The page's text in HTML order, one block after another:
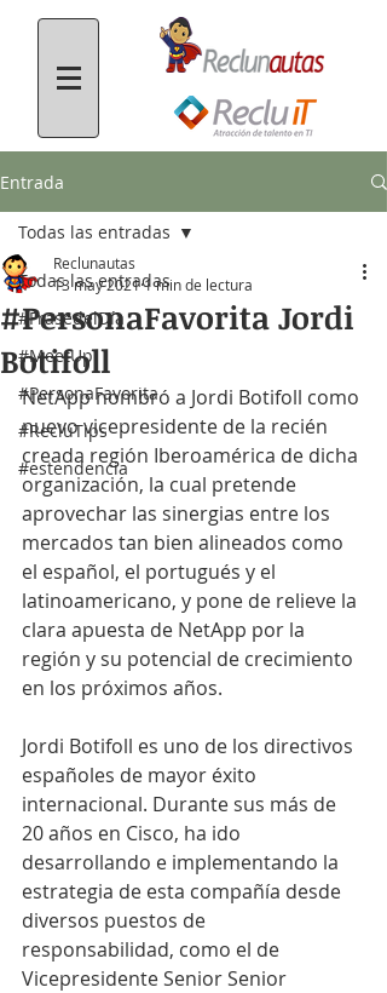
Entrada
Todas las entradas
#FrasedelDía
#MeetUp
#PersonaFavorita
#RecluTips
#estendencia
Todas las entradas
#PersonaFavorita Jordi
Botifoll
Reclunautas
13 may 20211 min de lectura
NetApp nombró a Jordi Botifoll como
nuevo vicepresidente de la recién
creada región Iberoamérica de dicha
organización, la cual pretende
aprovechar las sinergias entre los
mercados tan bien alineados como
el español, el portugués y el
latinoamericano, y pone de relieve la
clara apuesta de NetApp por la
región y su potencial de crecimiento
en los próximos años.
Jordi Botifoll es uno de los directivos
españoles de mayor éxito
internacional. Durante sus más de
20 años en Cisco, ha ido
desarrollando e implementando la
estrategia de esta compañía desde
diversos puestos de
responsabilidad, como el de
Vicepresidente Senior Senior